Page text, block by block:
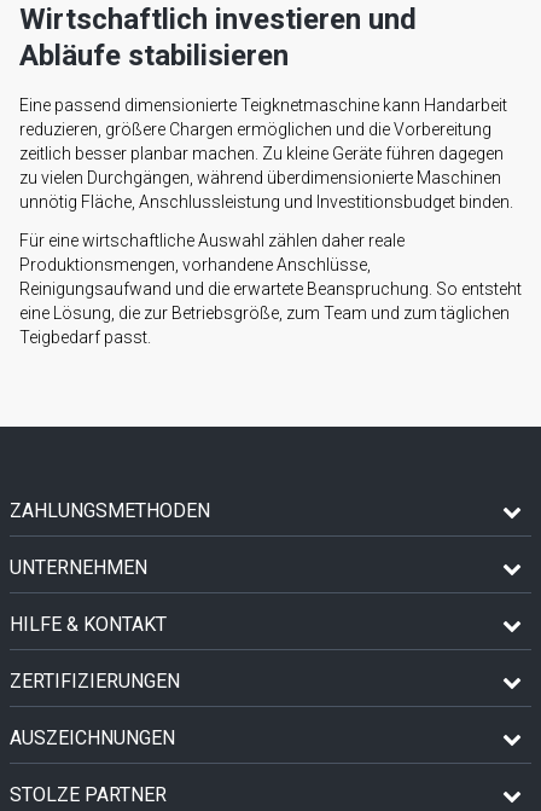
Wirtschaftlich investieren und
Abläufe stabilisieren
Eine passend dimensionierte Teigknetmaschine kann Handarbeit
reduzieren, größere Chargen ermöglichen und die Vorbereitung
zeitlich besser planbar machen. Zu kleine Geräte führen dagegen
zu vielen Durchgängen, während überdimensionierte Maschinen
unnötig Fläche, Anschlussleistung und Investitionsbudget binden.
Für eine wirtschaftliche Auswahl zählen daher reale
Produktionsmengen, vorhandene Anschlüsse,
Reinigungsaufwand und die erwartete Beanspruchung. So entsteht
eine Lösung, die zur Betriebsgröße, zum Team und zum täglichen
Teigbedarf passt.
ZAHLUNGSMETHODEN
UNTERNEHMEN
HILFE & KONTAKT
ZERTIFIZIERUNGEN
AUSZEICHNUNGEN
STOLZE PARTNER